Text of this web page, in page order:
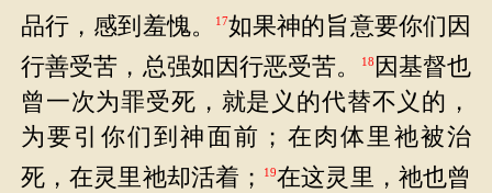
品行，感到羞愧。
17如果神的旨意要你们因
行善受苦，总强如因行恶受苦。
18 因基督也
曾一次为罪受死，就是义的代替不义的，
为要引你们到神面前；在肉体里祂被治
死，在灵里祂却活着；
19在这灵里，祂也曾